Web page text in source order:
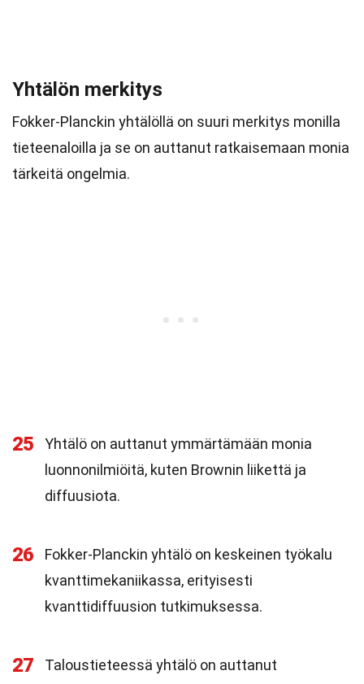
Yhtälön merkitys
Fokker-Planckin yhtälöllä on suuri merkitys monilla
tieteenaloilla ja se on auttanut ratkaisemaan monia
tärkeitä ongelmia.
25
Yhtälö on auttanut ymmärtämään monia
luonnonilmiöitä, kuten Brownin liikettä ja
diffuusiota.
26
Fokker-Planckin yhtälö on keskeinen työkalu
kvanttimekaniikassa, erityisesti
kvanttidiffuusion tutkimuksessa.
27
Taloustieteessä yhtälö on auttanut